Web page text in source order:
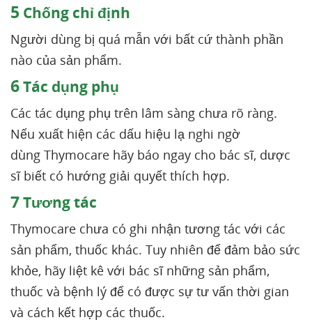
5 Chống chỉ định
Người dùng bị quá mẫn với bất cứ thành phần
nào của sản phẩm.
6Tác dụng phụ
Các tác dụng phụ trên lâm sàng chưa rõ ràng.
Nếu xuất hiện các dấu hiệu lạ nghi ngờ
dùng Thymocare hãy báo ngay cho bác sĩ, dược
sĩ biết có hướng giải quyết thích hợp.
7Tương tác
Thymocare chưa có ghi nhận tương tác với các
sản phẩm, thuốc khác. Tuy nhiên để đảm bảo sức
khỏe, hãy liệt kê với bác sĩ những sản phẩm,
thuốc và bệnh lý để có được sự tư vấn thời gian
và cách kết hợp các thuốc.